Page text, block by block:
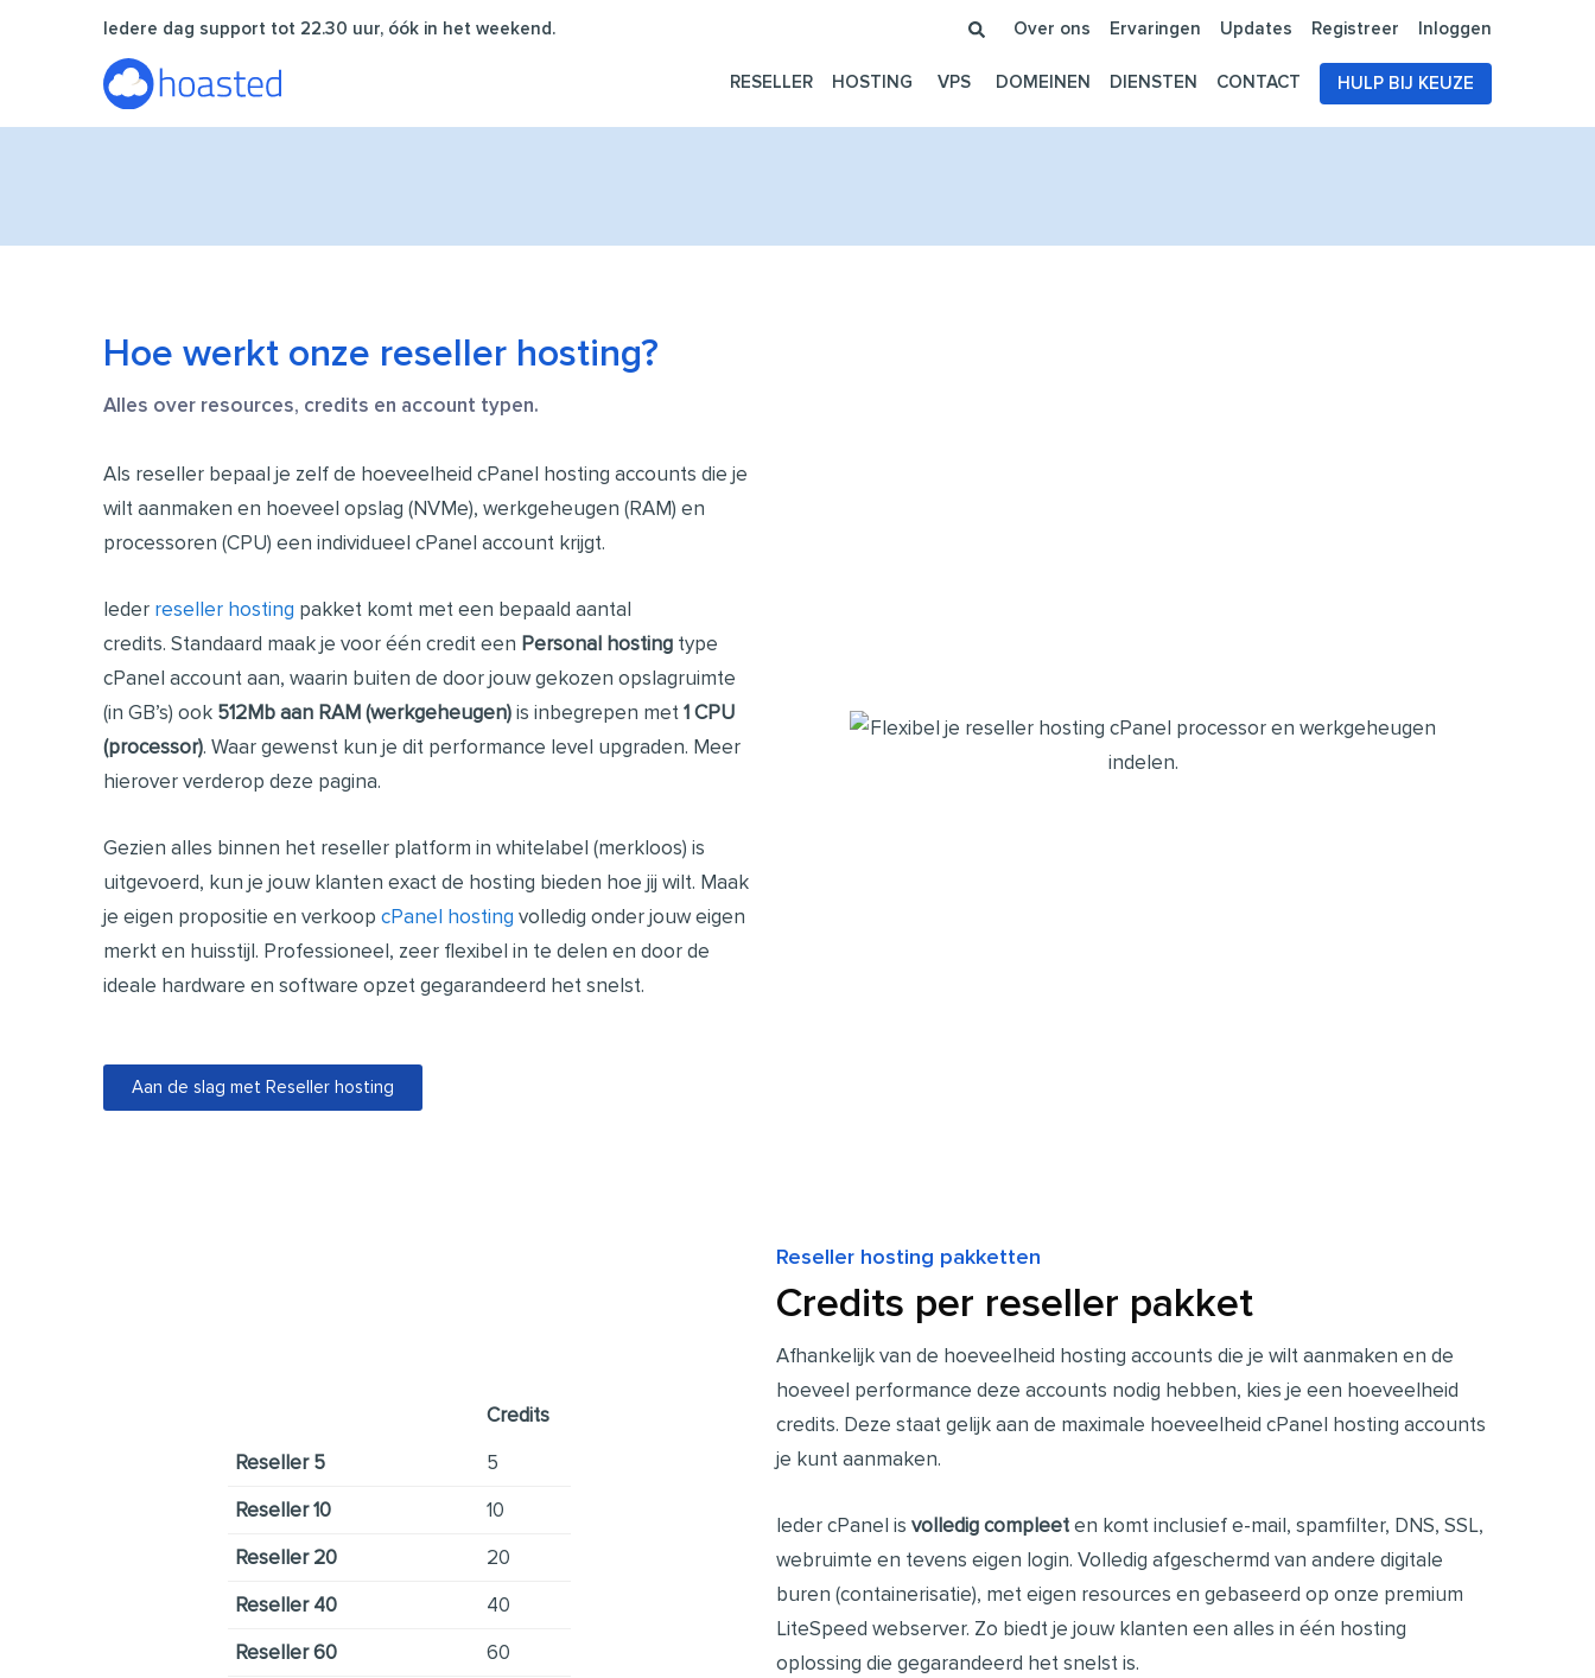
Iedere dag support tot 22.30 uur, óók in het weekend. Over ons Ervaringen Updates Registreer Inloggen
RESELLER HOSTING VPS DOMEINEN DIENSTEN CONTACT HULP BIJ KEUZE
Hoe werkt onze reseller hosting?
Alles over resources, credits en account typen.
Als reseller bepaal je zelf de hoeveelheid cPanel hosting accounts die je
wilt aanmaken en hoeveel opslag (NVMe), werkgeheugen (RAM) en
processoren (CPU) een individueel cPanel account krijgt.
Ieder reseller hosting pakket komt met een bepaald aantal
credits. Standaard maak je voor één credit een Personal hosting type
cPanel accountaan, waarin buiten de door jouw gekozen opslagruimte
(in GB’s) ook 512Mb aan RAM(werkgeheugen)is inbegrepen met1 CPU
(processor). Waar gewenst kun je dit performance level upgraden. Meer
hierover verderop deze pagina.
Gezien alles binnen het reseller platform in whitelabel (merkloos) is
uitgevoerd, kun je jouw klanten exact de hosting bieden hoe jij wilt. Maak
je eigen propositie en verkoop cPanel hosting volledig onder jouw eigen
merkt en huisstijl. Professioneel, zeer flexibel in te delen en door de
ideale hardware en software opzet gegarandeerd het snelst.
Aan de slag met Reseller hosting
Credits
Reseller 5
5
Reseller 10
10
Reseller 20
20
Reseller 40
40
Reseller 60
60
Reseller hosting pakketten
Credits per reseller pakket
Afhankelijk van de hoeveelheid hosting accounts die je wilt aanmaken en de
hoeveel performance deze accounts nodig hebben, kies je een hoeveelheid
credits. Deze staat gelijk aan de maximale hoeveelheid cPanel hosting accounts
je kunt aanmaken.
Ieder cPanel is volledig compleeten komt inclusief e-mail, spamfilter, DNS, SSL,
webruimte en tevens eigen login. Volledig afgeschermd van andere digitale
buren (containerisatie), met eigen resources en gebaseerd op onze premium
LiteSpeed webserver. Zo biedt je jouw klanten een alles in één hosting
oplossing die gegarandeerd het snelst is.